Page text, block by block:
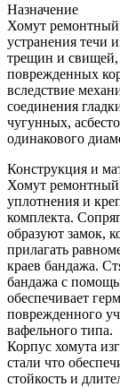
Назначение
Хомут ремонтный
устранения течи
трещин и свищей,
поврежденных
вследствие
соединения
чугунных,
одинакового
Конструкция и
Хомут ремонтный
уплотнения и
комплекта.
образуют замок,
прилагать
краев бандажа.
бандажа с
обеспечивает
поврежденного
вафельного типа.
Корпус хомута
стали что
стойкость и